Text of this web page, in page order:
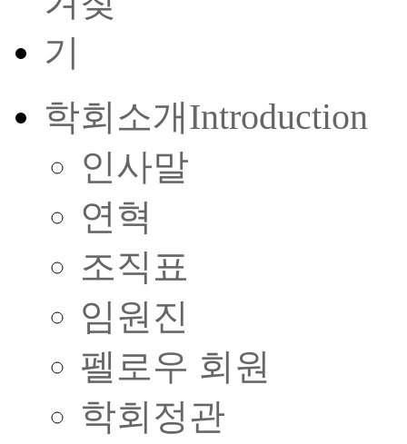
학회소개Introduction
인사말
연혁
조직표
임원진
펠로우 회원
학회정관